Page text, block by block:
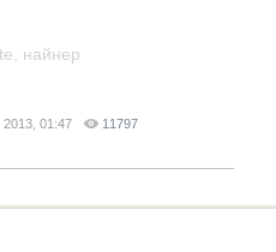
найнер
2013, 01:47 11797